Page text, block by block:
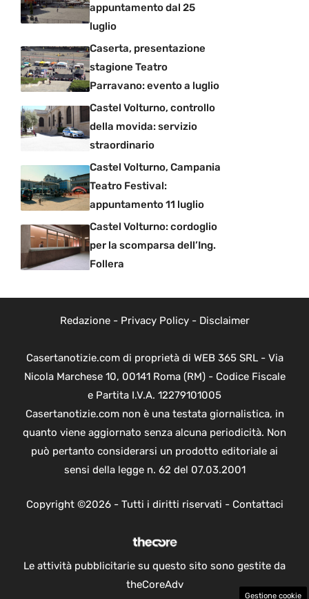
appuntamento dal 25
luglio
Caserta, presentazione
stagione Teatro
Parravano: evento a luglio
Castel Volturno, controllo
della movida: servizio
straordinario
Castel Volturno, Campania
Teatro Festival:
appuntamento 11 luglio
Castel Volturno: cordoglio
per la scomparsa dell’Ing.
Follera
Redazione- Privacy Policy- Disclaimer
Casertanotizie.com di proprietà di WEB 365 SRL - Via
Nicola Marchese 10, 00141 Roma (RM) - Codice Fiscale
e Partita I.V.A. 12279101005
Casertanotizie.com non è una testata giornalistica, in
quanto viene aggiornato senza alcuna periodicità. Non
può pertanto considerarsi un prodotto editoriale ai
sensi della legge n. 62 del 07.03.2001
Copyright ©2026 - Tutti i diritti riservati - Contattaci
Le attività pubblicitarie su questo sito sono gestite da
theCoreAdv
Gestione cookie